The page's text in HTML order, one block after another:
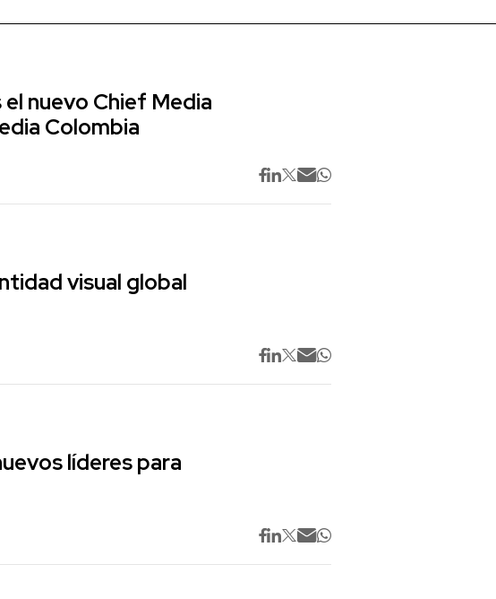
nuevo Chief Media
Colombia
visual global
líderes para